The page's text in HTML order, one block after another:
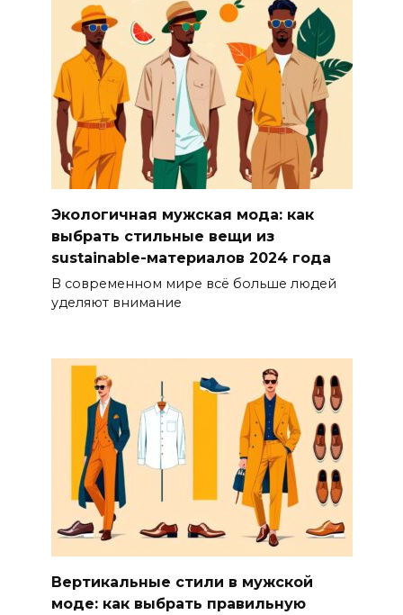
Экологичная мужская мода: как
выбрать стильные вещи из
sustainable-материалов 2024 года
В современном мире всё больше людей
уделяют внимание
Вертикальные стили в мужской
моде: как выбрать правильную